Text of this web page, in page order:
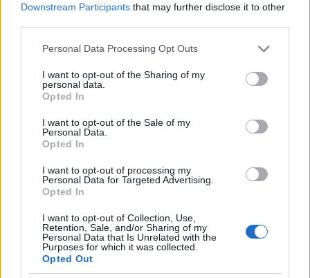
Downstream Participants that may further disclose it to other
Please note that this website/app uses one or more Google
not limited to your visit or usage behaviour. You may click to
grant or deny consent to Google and its third-party tags to
use your data for below specified purposes in below Google
consent section.
Personal Data Processing Opt Outs
I want to opt-out of the Sharing of my
personal data.
Opted In
I want to opt-out of the Sale of my
Personal Data.
Opted In
I want to opt-out of processing my
Personal Data for Targeted Advertising.
Opted In
I want to opt-out of Collection, Use,
Retention, Sale, and/or Sharing of my
Personal Data that Is Unrelated with the
Purposes for which it was collected.
Opted Out
Tóth László, a Duna Aszfalt Zrt. igazgatótanácsának
elnöke,
valamintTóth Tamás, a Duna Aszfalt Zrt. hídépítési
A hallgatók is általánosan jó tapasztalatokról számoltak
be, melyet a Duna Tehetséggondozáson szereztek.
Bányai Renáta, a BME hallgatója hangsúlyozta:„Olyan
szemléletet kaptam a mentoromtól, melyet önállóan csak sok
kell, hanem látni is.”Hozzátette még, hogy nagyon
szívesen dolgozna tovább a cégnél, ahol olyan
vezetni a szakmai úton.Bognár Vivien pedig elmondta:
Nagyon örül, hogy bekerült a Tehetséggondozásba
sok szakterületre ráláthattam, és így eldőlt, hogy mi az, amivel